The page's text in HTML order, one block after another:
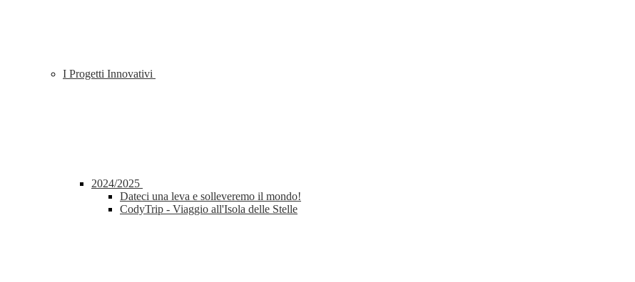
I Progetti Innovativi
2024/2025
Dateci una leva e solleveremo il mondo!
CodyTrip - Viaggio all'Isola delle Stelle